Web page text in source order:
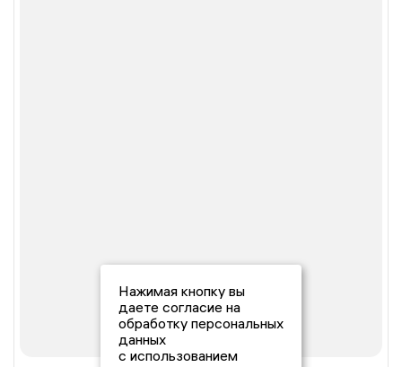
Нажимая кнопку вы
даете согласие на
обработку персональных
данных
с использованием